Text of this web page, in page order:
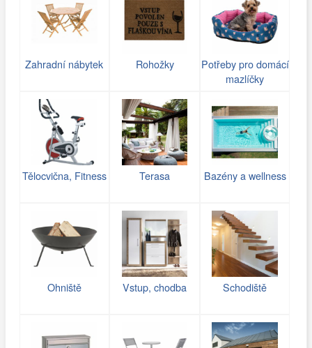
Zahradní nábytek Rohožky
Potřeby pro domácí
mazlíčky
Tělocvična, Fitness Terasa Bazény a wellness
Ohniště Vstup, chodba Schodiště